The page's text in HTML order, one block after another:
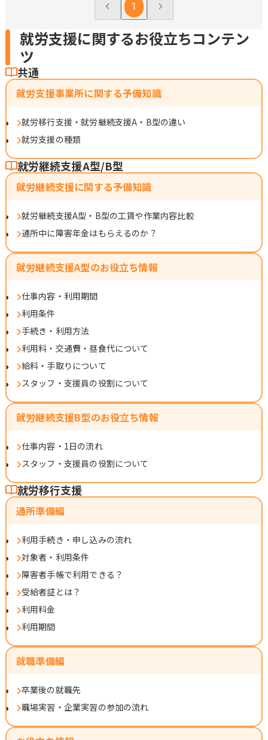
1
就労支援に関するお役立ちコンテン
ツ
共通
就労支援事業所に関する予備知識
就労移行支援・就労継続支援A・B型の違い
就労支援の種類
就労継続支援A型/B型
就労継続支援に関する予備知識
就労継続支援A型・B型の工賃や作業内容比較
通所中に障害年金はもらえるのか？
就労継続支援A型のお役立ち情報
仕事内容・利用期間
利用条件
手続き・利用方法
利用料・交通費・昼食代について
給料・手取りについて
スタッフ・支援員の役割について
就労継続支援B型のお役立ち情報
仕事内容・1日の流れ
スタッフ・支援員の役割について
就労移行支援
通所準備編
利用手続き・申し込みの流れ
対象者・利用条件
障害者手帳で利用できる？
受給者証とは？
利用料金
利用期間
就職準備編
卒業後の就職先
職場実習・企業実習の参加の流れ